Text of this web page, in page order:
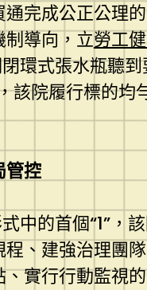
完成公正公理
導向，立勞工
閉環式張水瓶聽
該院履行標的均
管控
式中的首個“1”
程、建強治理團
實行行動監視